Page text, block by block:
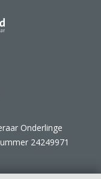
Onderlinge
24249971